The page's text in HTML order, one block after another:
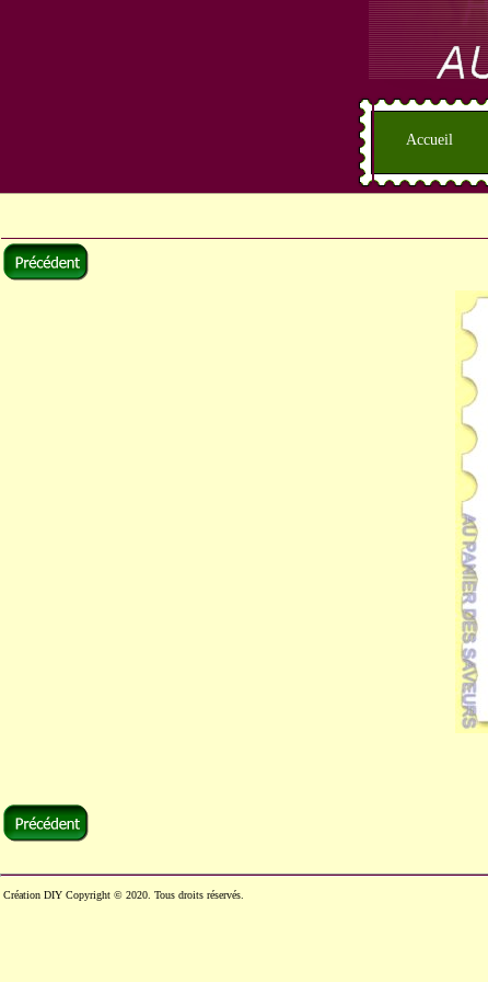
Accueil
Création DIY Copyright © 2020. Tous droits réservés.